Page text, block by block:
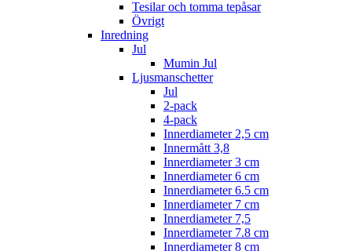
Tesilar och tomma tepåsar
Övrigt
Inredning
Jul
Mumin Jul
Ljusmanschetter
Jul
2-pack
4-pack
Innerdiameter 2,5 cm
Innermått 3,8
Innerdiameter 3 cm
Innerdiameter 6 cm
Innerdiameter 6.5 cm
Innerdiameter 7 cm
Innerdiameter 7,5
Innerdiameter 7.8 cm
Innerdiameter 8 cm